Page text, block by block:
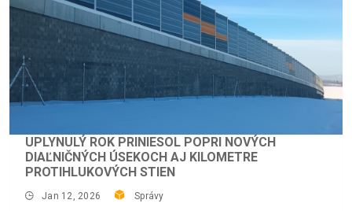
UPLYNULÝ ROK PRINIESOL POPRI NOVÝCH
DIAĽNIČNÝCH ÚSEKOCH AJ KILOMETRE
PROTIHLUKOVÝCH STIEN
Jan 12, 2026 Správy